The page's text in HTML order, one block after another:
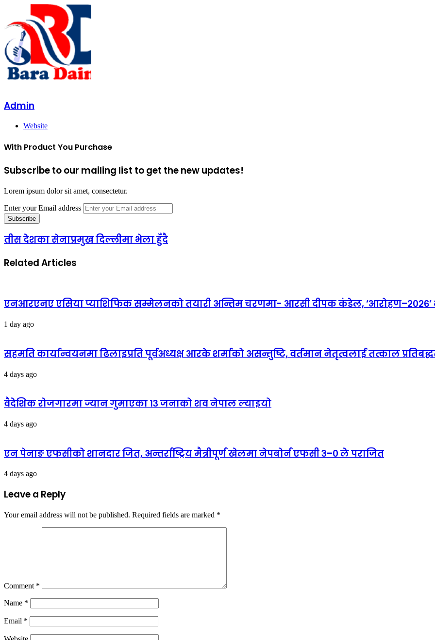
Admin
Website
With Product You Purchase
Subscribe to our mailing list to get the new updates!
Lorem ipsum dolor sit amet, consectetur.
Enter your Email address
तीस देशका सेनाप्रमुख दिल्लीमा भेला हुँदै
Related Articles
एनआरएनए एसिया प्याशिफिक सम्मेलनको तयारी अन्तिम चरणमा- आरसी दीपक कंडेल,
1 day ago
सहमति कार्यान्वयनमा ढिलाइप्रति पूर्वअध्यक्ष आरके शर्माको असन्तुष्टि, वर्तमान नेतृत्वलाई तत्काल
4 days ago
वैदेशिक रोजगारमा ज्यान गुमाएका १३ जनाको शव नेपाल ल्याइयो
4 days ago
एन पेनाङ एफसीको शानदार जित, अन्तर्राष्ट्रिय मैत्रीपूर्ण खेलमा नेपबोर्न एफसी ३–० ले पराजित
4 days ago
Leave a Reply
Your email address will not be published. Required fields are marked *
Comment *
Name *
Email *